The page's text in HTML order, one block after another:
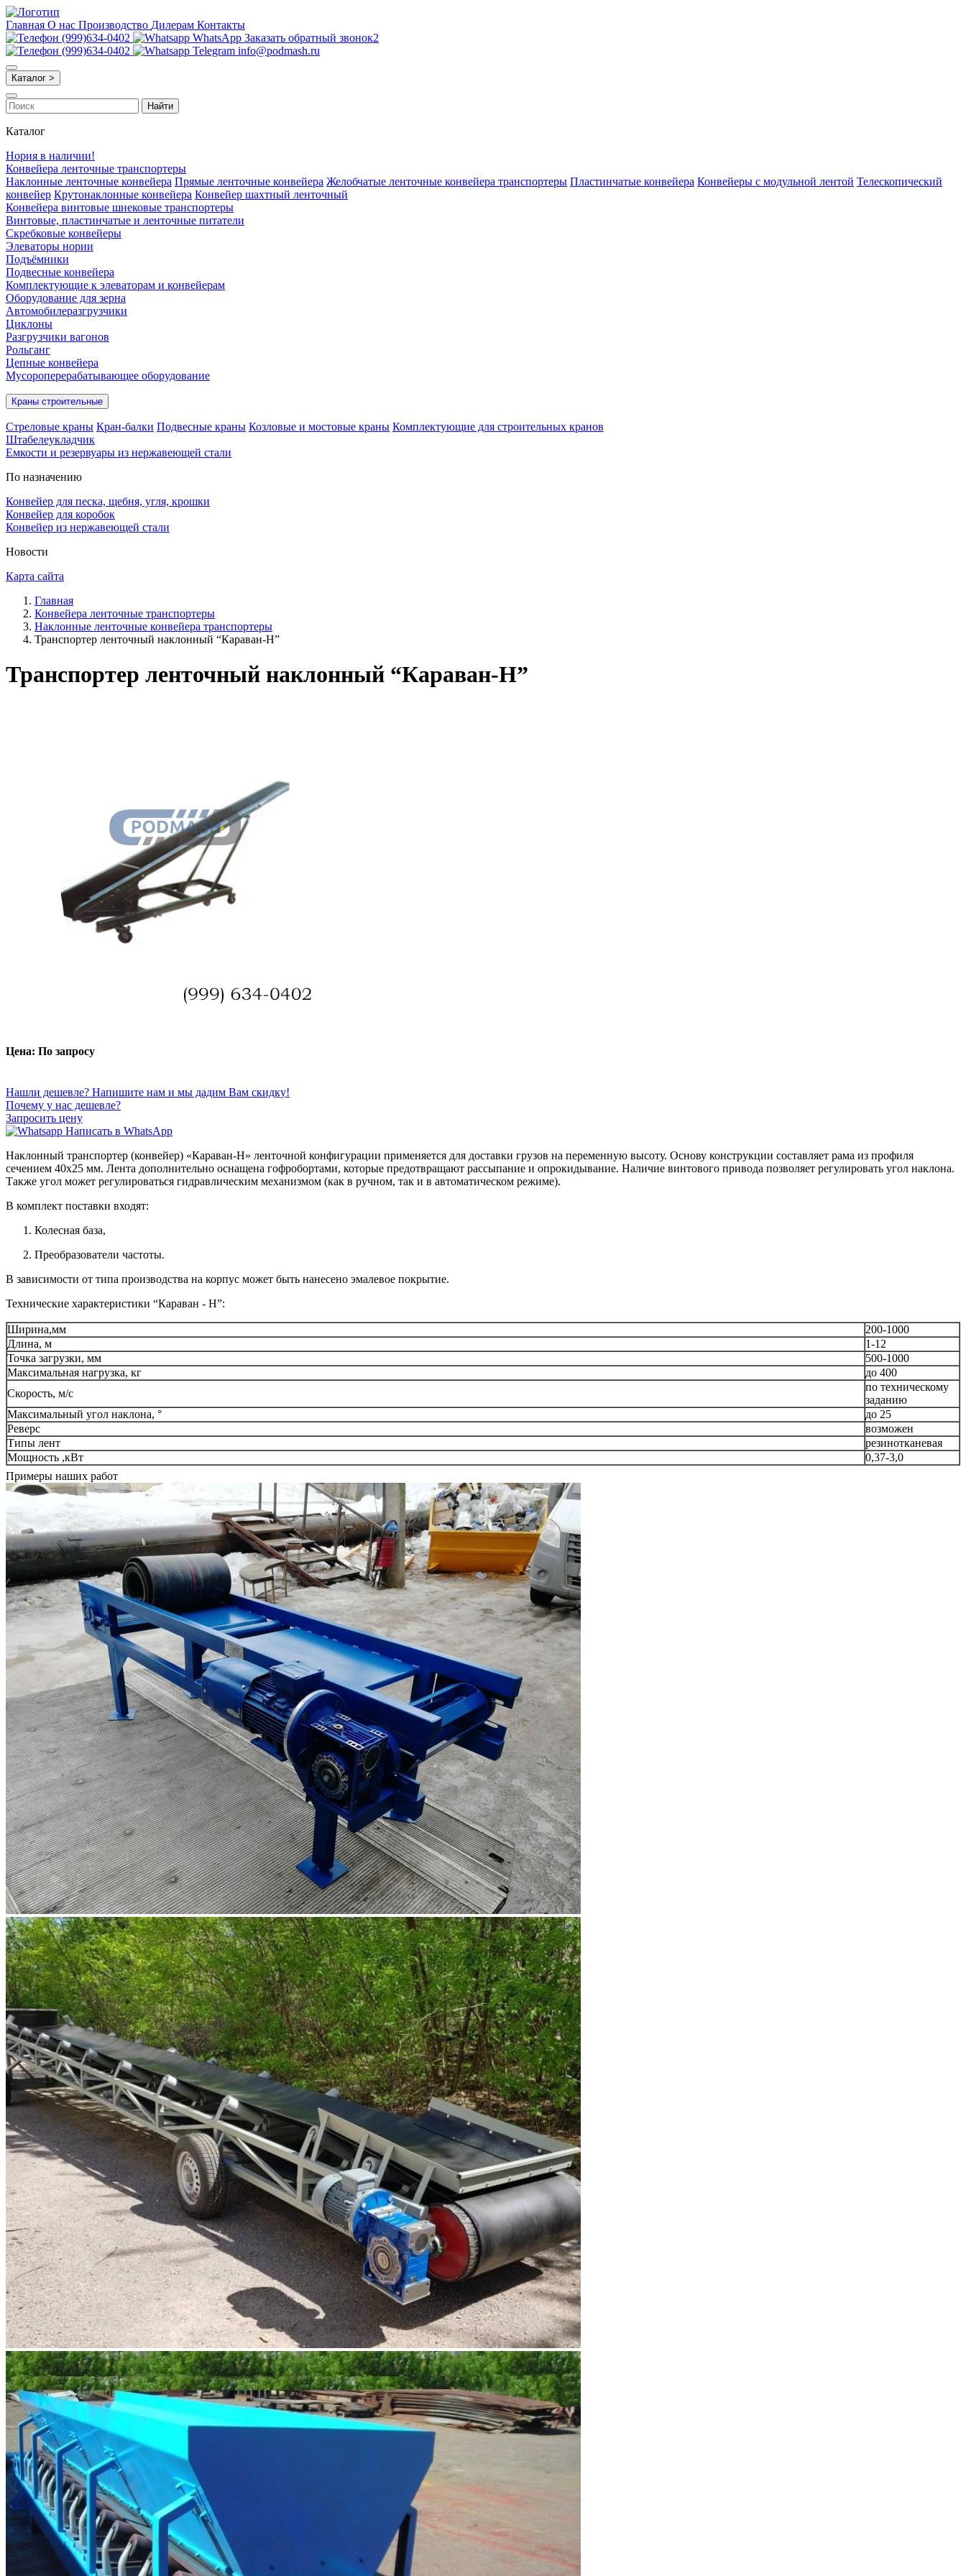
Главная О нас Производство Дилерам Контакты
(999)634-0402
WhatsApp Заказать обратный звонок2
(999)634-0402
Telegram info@podmash.ru
Каталог >
Найти
Каталог
Нория в наличии!
Конвейера ленточные транспортеры
Наклонные ленточные конвейера Прямые ленточные конвейера Желобчатые ленточные конвейера транспортеры Пластинчатые конвейера Конвейеры с модульной лентой Телескопический
конвейер Крутонаклонные конвейера Конвейер шахтный ленточный
Конвейера винтовые шнековые транспортеры
Винтовые, пластинчатые и ленточные питатели
Скребковые конвейеры
Элеваторы нории
Подъёмники
Подвесные конвейера
Комплектующие к элеваторам и конвейерам
Оборудование для зерна
Автомобилеразгрузчики
Циклоны
Разгрузчики вагонов
Рольганг
Цепные конвейера
Мусороперерабатывающее оборудование
Краны строительные
Стреловые краны Кран-балки Подвесные краны Козловые и мостовые краны Комплектующие для строительных кранов
Штабелеукладчик
Емкости и резервуары из нержавеющей стали
По назначению
Конвейер для песка, щебня, угля, крошки
Конвейер для коробок
Конвейер из нержавеющей стали
Новости
Карта сайта
Главная
Конвейера ленточные транспортеры
Наклонные ленточные конвейера транспортеры
Транспортер ленточный наклонный “Караван-Н”
Транспортер ленточный наклонный “Караван-Н”
Цена: По запросу
Нашли дешевле? Напишите нам и мы дадим Вам скидку!
Почему у нас дешевле?
Запросить цену
Написать в WhatsApp
Наклонный транспортер (конвейер) «Караван-Н» ленточной конфигурации применяется для доставки грузов на переменную высоту. Основу конструкции составляет рама из профиля
сечением 40х25 мм. Лента дополнительно оснащена гофробортами, которые предотвращают рассыпание и опрокидывание. Наличие винтового привода позволяет регулировать угол наклона.
Также угол может регулироваться гидравлическим механизмом (как в ручном, так и в автоматическом режиме).
В комплект поставки входят:
Колесная база,
Преобразователи частоты.
В зависимости от типа производства на корпус может быть нанесено эмалевое покрытие.
Технические характеристики “Караван - Н”:
Ширина,мм
200-1000
Длина, м
1-12
Точка загрузки, мм
500-1000
Максимальная нагрузка, кг
до 400
Скорость, м/с
по техническому
заданию
Максимальный угол наклона, °
до 25
Реверс
возможен
Типы лент
резинотканевая
Мощность ,кВт
0,37-3,0
Примеры наших работ